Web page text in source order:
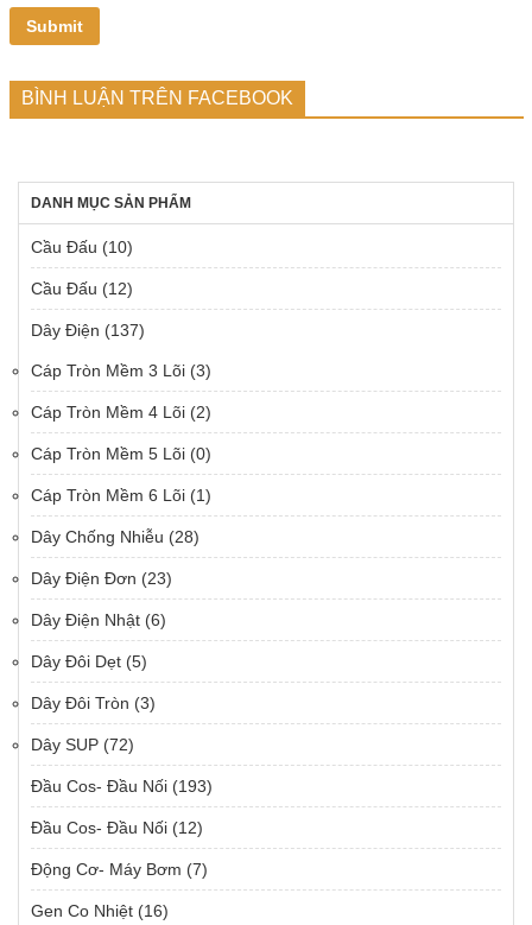
BÌNH LUẬN TRÊN FACEBOOK
DANH MỤC SẢN PHẨM
Cầu Đấu (10)
Cầu Đấu (12)
Dây Điện (137)
Cáp Tròn Mềm 3 Lõi (3)
Cáp Tròn Mềm 4 Lõi (2)
Cáp Tròn Mềm 5 Lõi (0)
Cáp Tròn Mềm 6 Lõi (1)
Dây Chống Nhiễu (28)
Dây Điện Đơn (23)
Dây Điện Nhật (6)
Dây Đôi Dẹt (5)
Dây Đôi Tròn (3)
Dây SUP (72)
Đầu Cos- Đầu Nối (193)
Đầu Cos- Đầu Nối (12)
Động Cơ- Máy Bơm (7)
Gen Co Nhiệt (16)